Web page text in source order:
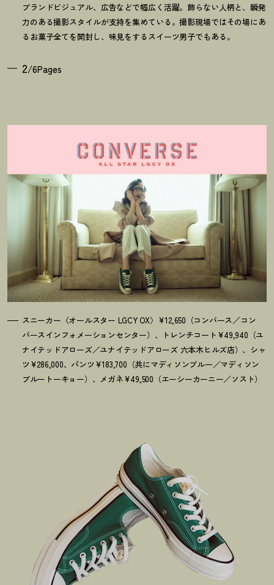
ブランドビジュアル、広告などで幅広く活躍。飾らない人柄と、瞬発
力のある撮影スタイルが支持を集めている。撮影現場ではその場にあ
るお菓子全てを開封し、味見をするスイーツ男子でもある。
2/6Pages
スニーカー〈オールスター LGCY OX〉¥12,650（コンバース／コン
バースインフォメーションセンター）、トレンチコート¥49,940（ユ
ナイテッドアローズ／ユナイテッドアローズ 六本木ヒルズ店）、シャ
ツ¥286,000、パンツ¥183,700（共にマディソンブルー／マディソン
ブルートーキョー）、メガネ¥49,500（エーシーカーニー／ソスト）